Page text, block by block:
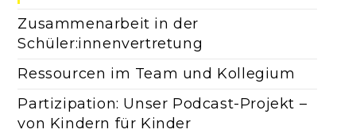
Zusammenarbeit in der
Schüler:innenvertretung
Ressourcen im Team und Kollegium
Partizipation: Unser Podcast-Projekt –
von Kindern für Kinder